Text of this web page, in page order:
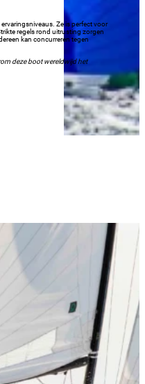
Ze is perfect voor
regels rond uitrusting zorgen
kan concurreren tegen
deze boot wereldwijd het